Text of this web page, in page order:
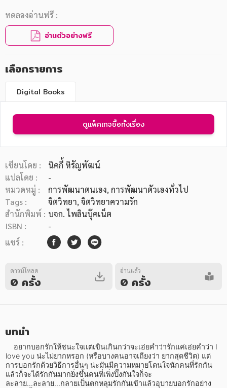
หมวดหมู่หนังสือ
หมวดหมู่ยอดนิยม
หนังสือออกใหม่ หนังสือยอดนิยม หนังสือเช่า
หมวดหมู่หนังสือ
อาหาร สุขภาพ การแพทย์
ทดลองอ่านฟรี :
อ่านตัวอย่างฟรี
เลือกรายการ
Digital Books
ดูแพ็คเกจซื้อทั้งเรื่อง
เขียนโดย :
นิคกี้ หิรัญพัฒน์
แปลโดย :
-
หมวดหมู่ :
การพัฒนาตนเอง, การพัฒนาตัวเองทั่วไป
Tags :
จิตวิทยา, จิตวิทยาความรัก
สำนักพิมพ์ : บจก. ไพลินบุ๊คเน็ต
ISBN :
-
แชร์ :
ดาวน์โหลด
0 ครั้ง
อ่านแล้ว
0 ครั้ง
บทนำ
love you น่ะไม่ยากหรอก (หรือบางคนอาจเถียงว่า ยากสุดชีวิต) แต่
การบอกรักด้วยวิธีการอื่นๆ น่ะมันมีความหมายโดนใจนักคนที่รักกัน
แล้วก็จะได้รักกันมากยิ่งขึ้นคนที่เพิ่งปิ๊งกันใจก็จะ
ละลาย...ละลาย...กลายเป็นตกหลุมรักกันเข้าแล้วอุบายบอกรักอย่าง